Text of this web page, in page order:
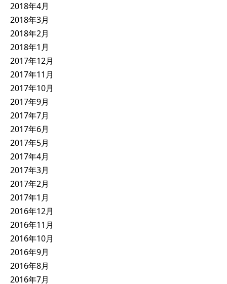
2018年4月
2018年3月
2018年2月
2018年1月
2017年12月
2017年11月
2017年10月
2017年9月
2017年7月
2017年6月
2017年5月
2017年4月
2017年3月
2017年2月
2017年1月
2016年12月
2016年11月
2016年10月
2016年9月
2016年8月
2016年7月